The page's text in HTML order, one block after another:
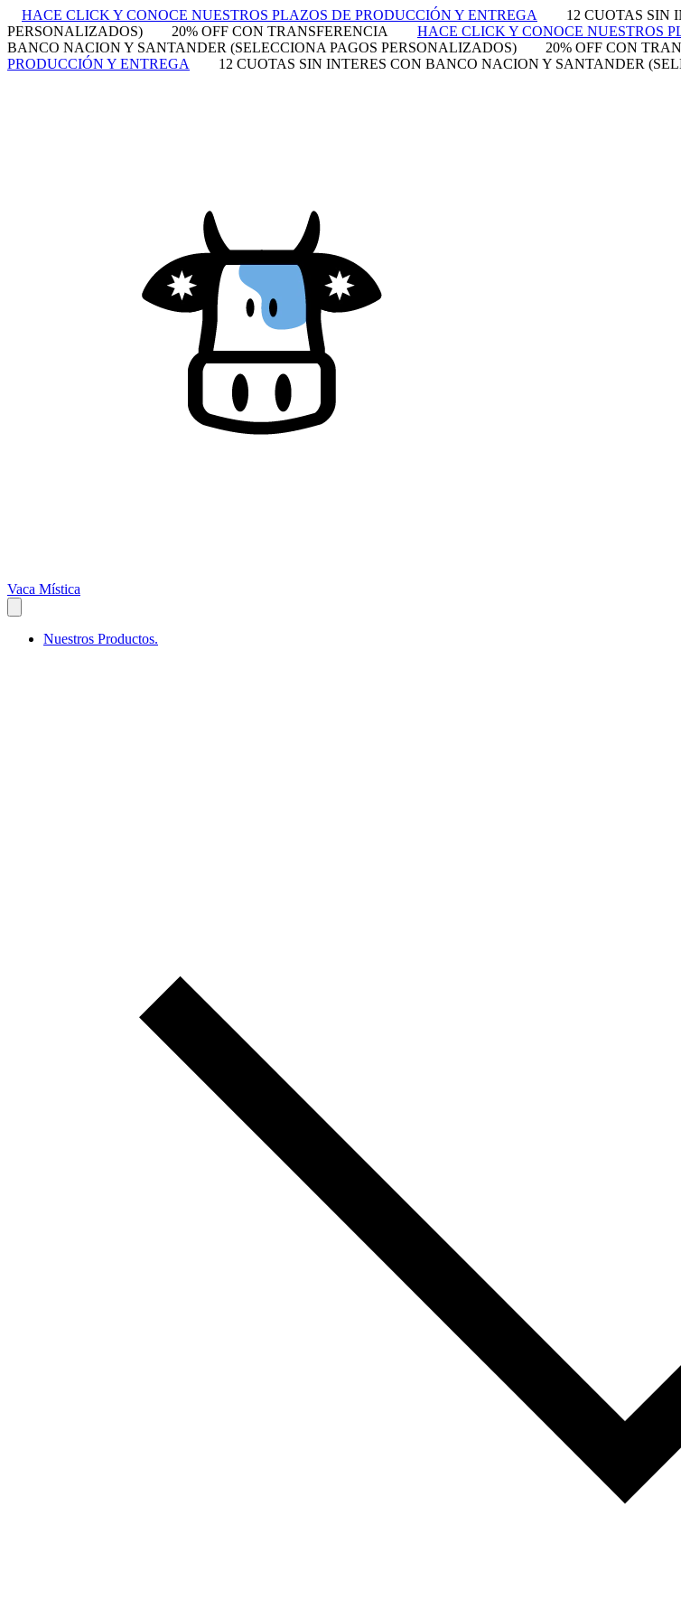
HACE CLICK Y CONOCE NUESTROS PLAZOS DE PRODUCCIÓN Y ENTREGA
12 CUOTAS SIN
PERSONALIZADOS)
20% OFF CON TRANSFERENCIA HACE CLICK Y CONOCE NUESTROS
BANCO NACION Y SANTANDER (SELECCIONA PAGOS PERSONALIZADOS)
20% OFF CON
PRODUCCIÓN Y ENTREGA
12 CUOTAS SIN INTERES CON BANCO NACION Y SANTANDER
Vaca Mística
Nuestros Productos.